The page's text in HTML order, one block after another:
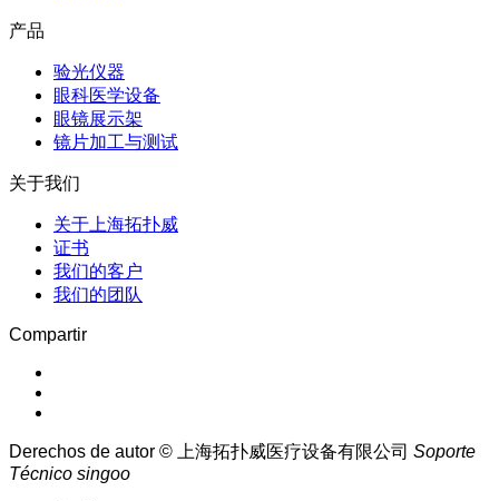
产品
验光仪器
眼科医学设备
眼镜展示架
镜片加工与测试
关于我们
关于上海拓扑威
证书
我们的客户
我们的团队
Compartir
Derechos de autor © 上海拓扑威医疗设备有限公司 Soporte
Técnico singoo